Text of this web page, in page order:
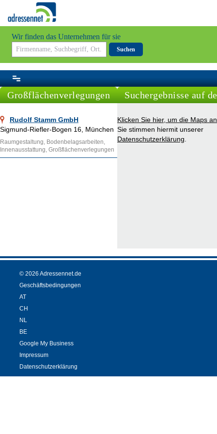
Wir finden das Unternehmen für sie
Suchen
Großflächenverlegungen
Rudolf Stamm GmbH
Sigmund-Riefler-Bogen 16, München
Raumgestaltung, Bodenbelagsarbeiten,
Innenausstattung, Großflächenverlegungen
Suchergebnisse auf
Klicken Sie hier, um die Maps
Sie stimmen hiermit unserer
Datenschutzerklärung
© 2026 Adressennet.de
Geschäftsbedingungen
AT
CH
NL
BE
Google My Business
Impressum
Datenschutzerklärung